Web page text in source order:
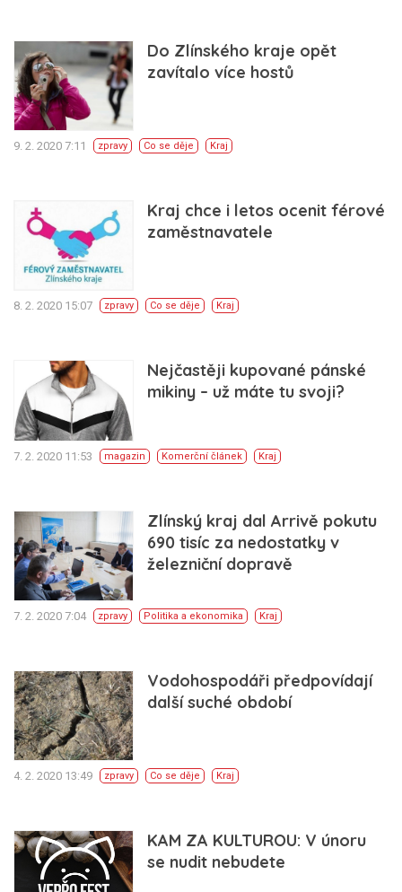
Do Zlínského kraje opět
zavítalo více hostů
9. 2. 2020 7:11 zpravy Co se děje Kraj
Kraj chce i letos ocenit férové
zaměstnavatele
8. 2. 2020 15:07 zpravy Co se děje Kraj
Nejčastěji kupované pánské
mikiny – už máte tu svoji?
7. 2. 2020 11:53 magazin Komerční článek Kraj
Zlínský kraj dal Arrivě pokutu
690 tisíc za nedostatky v
železniční dopravě
7. 2. 2020 7:04 zpravy Politika a ekonomika Kraj
Vodohospodáři předpovídají
další suché období
4. 2. 2020 13:49 zpravy Co se děje Kraj
KAM ZA KULTUROU: V únoru
se nudit nebudete